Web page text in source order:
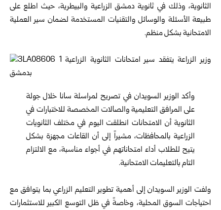
الثانوية، وذلك في ثانوية دمشق الزراعية والبيطرية، ‌‏حيث اطلع على
طبيعة الأسئلة والوسائل والتقنيات المستخدمة ‏لضمان سير العملية
الامتحانية بشكل منظم‎.‎
وأكد الوزير السويدان في تصريح لمراسلة سانا خلال جولة
‏على المرافق التعليمية والصالات المخصصة للاختبارات في
‌‏الثانوية أن الامتحانات انطلقت اليوم في مختلف الثانويات
‏الزراعية بالمحافظات، مشيراً إلى أن القاعات مجهزة ‏بشكل
يتيح ‏للطلاب أداء امتحاناتهم في أجواء مناسبة، مع ‏الالتزام
التام بالتعليمات الامتحانية‎.‎
ولفت الوزير السويدان إلى أهمية تطوير التعليم الزراعي بما ‏يتوافق مع
احتياجات السوق المحلية، وخاصةً في ظل التوسع ‌‏الكبير للاستثمارات